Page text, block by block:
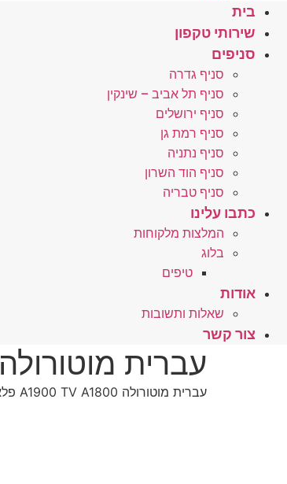
בית
שירותי טקפון
סניפים
סניף גדרה
סניף תל אביב – שינקין
סניף ירושלים
סניף רמת גן
סניף נתניה
סניף הוד השרון
סניף טבריה
כתבו עלינו
המלצות מלקוחות
בלוג
טיפים
אודות
שאלות ותשובות
צור קשר
עברית מוטורולה TV A1800 פלאפון סיני
עברית מוטורולה A1900 TV A1800 פלאפון סיני